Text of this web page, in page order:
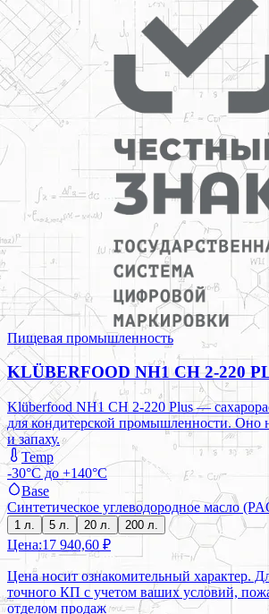
Пищевая промышленность
KLÜBERFOOD NH1 CH 2-220
Klüberfood NH1 CH 2-220 Plus —
для кондитерской промышленности. Оно
и запаху.
Temp
-30°C до +140°C
Base
Синтетическое углеводородное масло
1 л. 5 л. 20 л. 200 л.
Цена:17 940,60 ₽
Цена носит ознакомительный характер.
точного КП с учетом ваших условий,
отделом продаж